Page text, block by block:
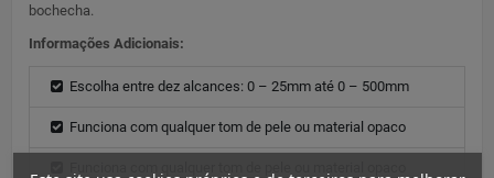
bochecha.
Informações Adicionais:
Escolha entre dez alcances: 0 – 25mm até 0 – 500mm
Funciona com qualquer tom de pele ou material opaco